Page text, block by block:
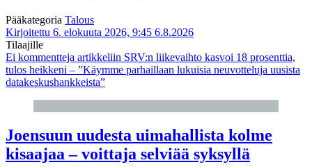
Pääkategoria Talous
Kirjoitettu 6. elokuuta 2026, 9:45 6.8.2026
Tilaajille
Ei kommentteja artikkeliin SRV:n liikevaihto kasvoi 18 prosenttia,
tulos heikkeni – ”Käymme parhaillaan lukuisia neuvotteluja uusista
datakeskushankkeista”
Joensuun uudesta uimahallista kolme
kisaajaa – voittaja selviää syksyllä